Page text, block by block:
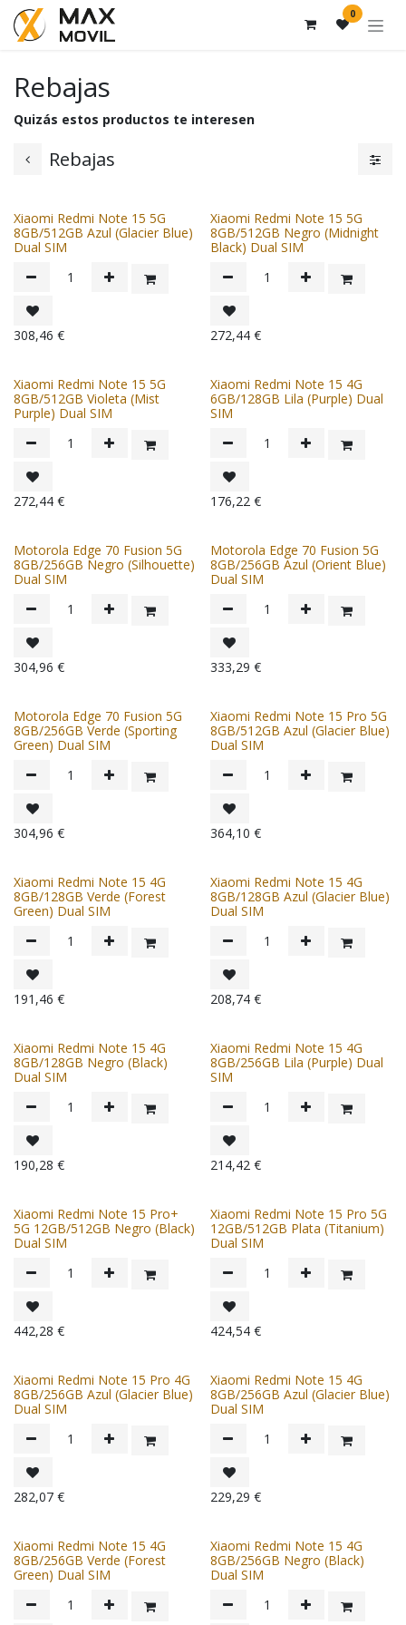
Ir al contenido 0
Rebajas
Quizás estos productos te interesen
Rebajas
Xiaomi Redmi Note 15 5G
8GB/512GB Azul (Glacier Blue)
Dual SIM
308,46 €
Xiaomi Redmi Note 15 5G
8GB/512GB Negro (Midnight
Black) Dual SIM
272,44€
Xiaomi Redmi Note 15 5G
8GB/512GB Violeta (Mist
Purple) Dual SIM
272,44 €
Xiaomi Redmi Note 15 4G
6GB/128GB Lila (Purple) Dual
SIM
176,22 €
Motorola Edge 70 Fusion 5G
8GB/256GB Negro (Silhouette)
Dual SIM
304,96 €
Motorola Edge 70 Fusion 5G
8GB/256GB Azul (Orient Blue)
Dual SIM
333,29 €
Motorola Edge 70 Fusion 5G
8GB/256GB Verde (Sporting
Green) Dual SIM
304,96 €
Xiaomi Redmi Note 15 Pro 5G
8GB/512GB Azul (Glacier Blue)
Dual SIM
364,10 €
Xiaomi Redmi Note 15 4G
8GB/128GB Verde (Forest
Green) Dual SIM
191,46 €
Xiaomi Redmi Note 15 4G
8GB/128GB Azul (Glacier Blue)
Dual SIM
208,74€
Xiaomi Redmi Note 15 4G
8GB/128GB Negro (Black)
Dual SIM
190,28 €
Xiaomi Redmi Note 15 4G
8GB/256GB Lila (Purple) Dual
SIM
214,42 €
Xiaomi Redmi Note 15 Pro+
5G 12GB/512GB Negro (Black)
Dual SIM
442,28 €
Xiaomi Redmi Note 15 Pro 5G
12GB/512GB Plata (Titanium)
Dual SIM
424,54€
Xiaomi Redmi Note 15 Pro 4G
8GB/256GB Azul (Glacier Blue)
Dual SIM
282,07 €
Xiaomi Redmi Note 15 4G
8GB/256GB Azul (Glacier Blue)
Dual SIM
229,29 €
Xiaomi Redmi Note 15 4G
8GB/256GB Verde (Forest
Green) Dual SIM
Xiaomi Redmi Note 15 4G
8GB/256GB Negro (Black)
Dual SIM